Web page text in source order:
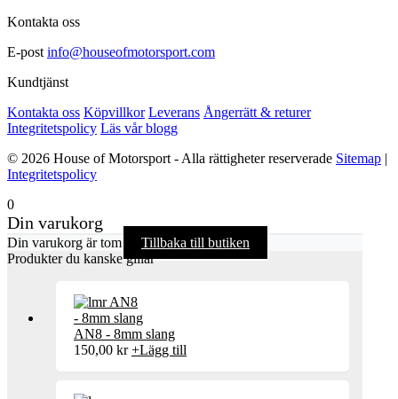
Kontakta oss
E-post info@houseofmotorsport.com
Kundtjänst
Kontakta oss Köpvillkor Leverans Ångerrätt & returer
Integritetspolicy Läs vår blogg
© 2026 House of Motorsport - Alla rättigheter reserverade Sitemap |
Integritetspolicy
0
Din varukorg
Din varukorg är tom
Tillbaka till butiken
Produkter du kanske gillar
AN8 - 8mm slang
150,00 kr +Lägg till